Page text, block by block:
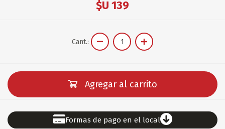
$U 139
Cant.:
Agregar al carrito
Formas de pago en el local